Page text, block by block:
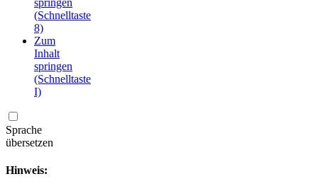
springen
(Schnelltaste
8)
Zum
Inhalt
springen
(Schnelltaste
I)
Sprache
übersetzen
Hinweis: